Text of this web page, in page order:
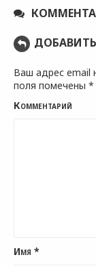
Ваш адрес email
поля помечены *
Комментарий
Имя *